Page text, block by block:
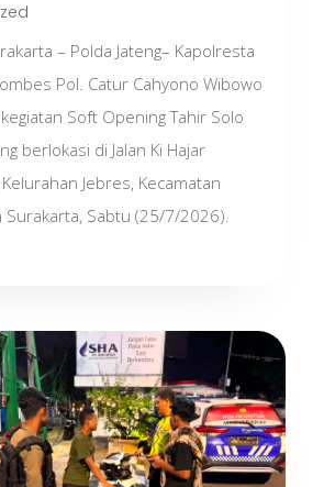
– Polda Jateng– Kapolresta
Pol. Catur Cahyono Wibowo
Soft Opening Tahir Solo
berlokasi di Jalan Ki Hajar
Jebres, Kecamatan
Surakarta, Sabtu (25/7/2026).